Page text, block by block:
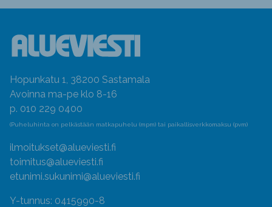
Hopunkatu 1, 38200 Sastamala
Avoinna ma-pe klo 8-16
p. 010 229 0400
(Puheluhinta on pelkästään matkapuhelu (mpm) tai paikallisverkkomaksu (pvm)
ilmoitukset@alueviesti.fi
toimitus@alueviesti.fi
etunimi.sukunimi@alueviesti.fi
Y-tunnus: 0415990-8